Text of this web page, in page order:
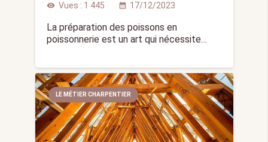
visibility Vues : 1 445 calendar_month 17/12/2023
La préparation des poissons en
poissonnerie est un art qui nécessite…
LE MÉTIER CHARPENTIER